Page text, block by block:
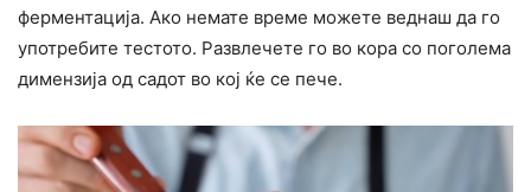
ферментација. Ако немате време можете веднаш да го
употребите тестото. Развлечете го во кора со поголема
димензија од садот во кој ќе се пече.